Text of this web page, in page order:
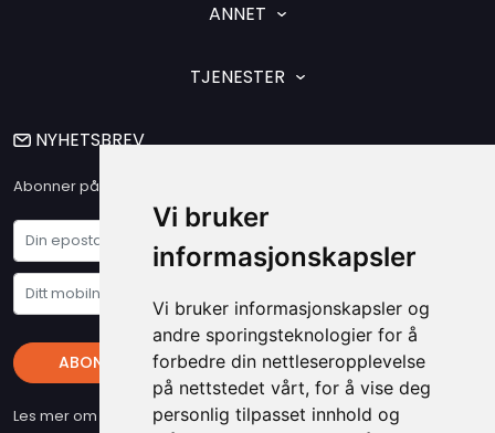
Vi bruker
informasjonskapsler
Vi bruker informasjonskapsler og
andre sporingsteknologier for å
forbedre din nettleseropplevelse
på nettstedet vårt, for å vise deg
personlig tilpasset innhold og
ANNET
TJENESTER
NYHETSBREV
Abonner på vårt nyhetsbrev og få våre siste nyheter og tilbud
ABONNER
Les mer om vare "Privacy Policy" - Husk at du kan når som helst